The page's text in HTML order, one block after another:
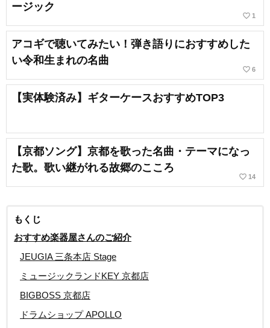
ージック
favorite_border 1
アコギで聴いてみたい！弾き語りにおすすめした
い令和生まれの名曲
favorite_border 6
【実体験済み】ギターケースおすすめTOP3
【京都ソング】京都を歌った名曲・テーマになっ
た歌。歌い継がれる故郷のこころ
favorite_border 14
もくじ
おすすめ楽器屋さんのご紹介
JEUGIA 三条本店 Stage
ミュージックランドKEY 京都店
BIGBOSS 京都店
ドラムショップ APOLLO